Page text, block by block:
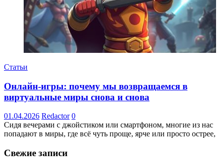
Статьи
Онлайн-игры: почему мы возвращаемся в
виртуальные миры снова и снова
01.04.2026 Redactor 0
Сидя вечерами с джойстиком или смартфоном, многие из нас
попадают в миры, где всё чуть проще, ярче или просто острее,
Свежие записи